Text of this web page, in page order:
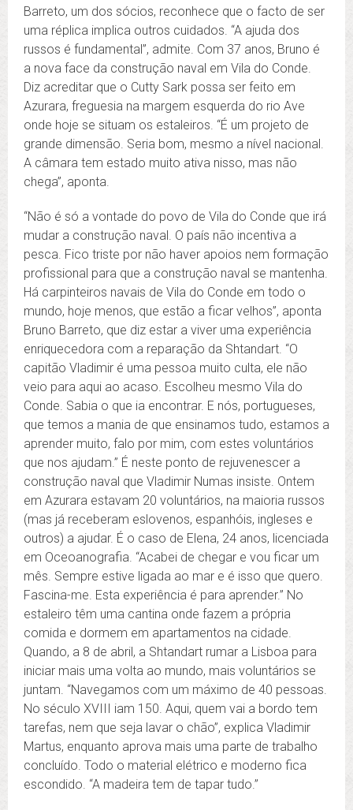
Barreto, um dos sócios, reconhece que o facto de ser
uma réplica implica outros cuidados. “A ajuda dos
russos é fundamental”, admite. Com 37 anos, Bruno é
a nova face da construção naval em Vila do Conde.
Diz acreditar que o Cutty Sark possa ser feito em
Azurara, freguesia na margem esquerda do rio Ave
onde hoje se situam os estaleiros. “É um projeto de
grande dimensão. Seria bom, mesmo a nível nacional.
A câmara tem estado muito ativa nisso, mas não
chega”, aponta.
“Não é só a vontade do povo de Vila do Conde que irá
mudar a construção naval. O país não incentiva a
pesca. Fico triste por não haver apoios nem formação
profissional para que a construção naval se mantenha.
Há carpinteiros navais de Vila do Conde em todo o
mundo, hoje menos, que estão a ficar velhos”, aponta
Bruno Barreto, que diz estar a viver uma experiência
enriquecedora com a reparação da Shtandart. “O
capitão Vladimir é uma pessoa muito culta, ele não
veio para aqui ao acaso. Escolheu mesmo Vila do
Conde. Sabia o que ia encontrar. E nós, portugueses,
que temos a mania de que ensinamos tudo, estamos a
aprender muito, falo por mim, com estes voluntários
que nos ajudam.” É neste ponto de rejuvenescer a
construção naval que Vladimir Numas insiste. Ontem
em Azurara estavam 20 voluntários, na maioria russos
(mas já receberam eslovenos, espanhóis, ingleses e
outros) a ajudar. É o caso de Elena, 24 anos, licenciada
em Oceoanografia. “Acabei de chegar e vou ficar um
mês. Sempre estive ligada ao mar e é isso que quero.
Fascina-me. Esta experiência é para aprender.” No
estaleiro têm uma cantina onde fazem a própria
comida e dormem em apartamentos na cidade.
Quando, a 8 de abril, a Shtandart rumar a Lisboa para
iniciar mais uma volta ao mundo, mais voluntários se
juntam. “Navegamos com um máximo de 40 pessoas.
No século XVIII iam 150. Aqui, quem vai a bordo tem
tarefas, nem que seja lavar o chão”, explica Vladimir
Martus, enquanto aprova mais uma parte de trabalho
concluído. Todo o material elétrico e moderno fica
escondido. “A madeira tem de tapar tudo.”